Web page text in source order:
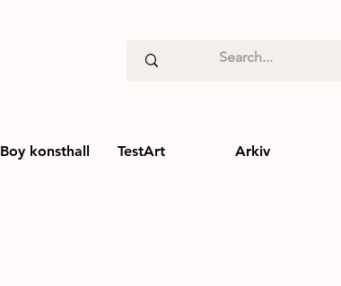
Boy konsthall TestArt Arkiv